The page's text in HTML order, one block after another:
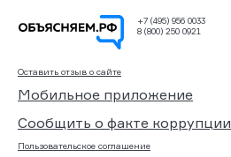
+7 (495) 956 0033
8 (800) 250 0921
Оставить отзыв о сайте
Мобильное приложение
Сообщить о факте коррупции
Пользовательское соглашение